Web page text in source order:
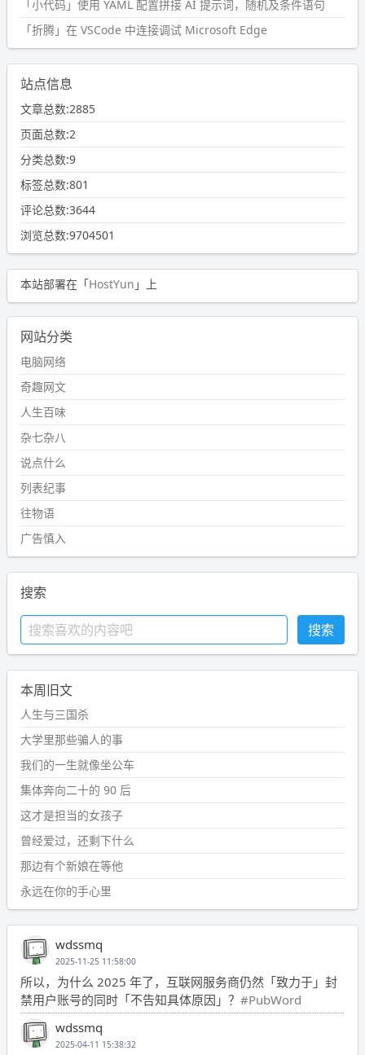
「小代码」使用 YAML 配置拼接 AI 提示词，随机及条件语句
「折腾」在 VSCode 中连接调试 Microsoft Edge
站点信息
文章总数:2885
页面总数:2
分类总数:9
标签总数:801
评论总数:3644
浏览总数:9704501
本站部署在「HostYun 」上
网站分类
电脑网络
奇趣网文
人生百味
杂七杂八
说点什么
列表纪事
往物语
广告慎入
搜索
本周旧文
人生与三国杀
大学里那些骗人的事
我们的一生就像坐公车
集体奔向二十的 90 后
这才是担当的女孩子
曾经爱过，还剩下什么
那边有个新娘在等他
永远在你的手心里
wdssmq
2025-11-25 11:58:00
所以，为什么 2025 年了，互联网服务商仍然「致力于」封
禁用户账号的同时「不告知具体原因」？ #PubWord
wdssmq
2025-04-11 15:38:32